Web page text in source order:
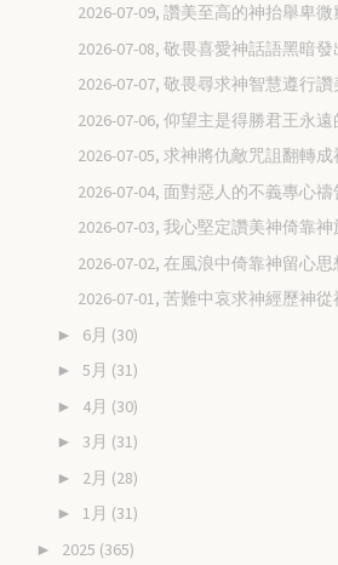
2026-07-09, 讚美至高的神抬舉卑
2026-07-08, 敬畏喜愛神話語黑暗
2026-07-07, 敬畏尋求神智慧遵行
2026-07-06, 仰望主是得勝君王永
2026-07-05, 求神將仇敵咒詛翻轉
2026-07-04, 面對惡人的不義專心
2026-07-03, 我心堅定讚美神倚靠
2026-07-02, 在風浪中倚靠神留心
2026-07-01, 苦難中哀求神經歷神
► 6月 (30)
► 5月 (31)
► 4月 (30)
► 3月 (31)
► 2月 (28)
► 1月 (31)
► 2025 (365)